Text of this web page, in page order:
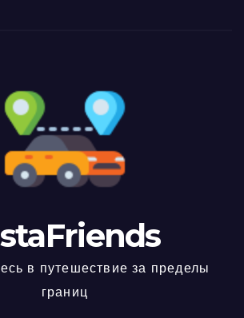
в путешествие за пределы
границ